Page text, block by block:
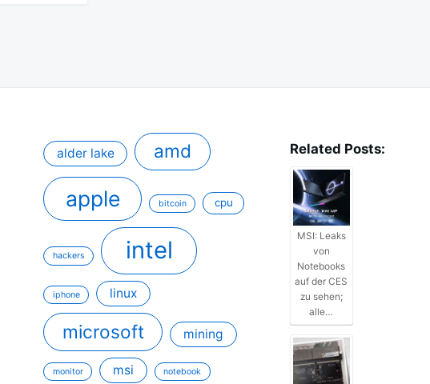
alder lake amd
apple bitcoin cpu
hackers intel
iphone linux
microsoft mining
monitor msi notebook
Related Posts:
MSI: Leaks
von
Notebooks
auf der CES
zu sehen;
alle…